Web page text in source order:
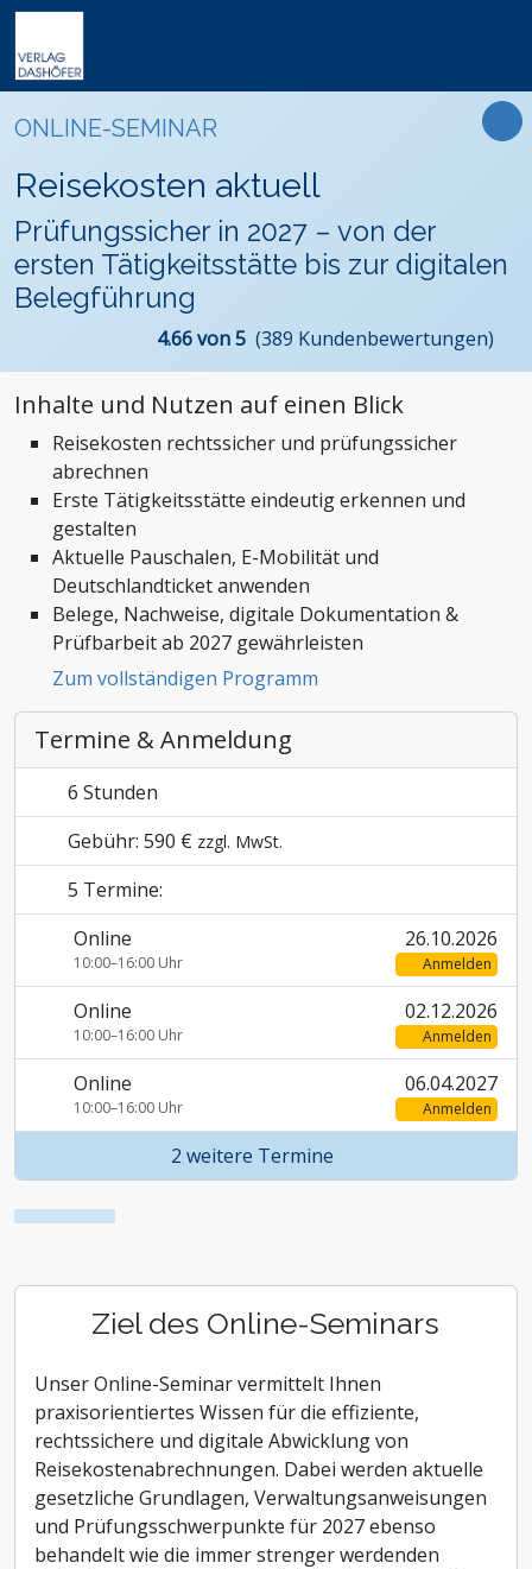
Online-Seminare
VideoCampus
Seminare
Tagungen
Inhouse
Fachbücher
Software
Wissensdatenbanken
Formulare
Arbeitsrecht
Bauwesen und Architektur
Betriebsrat und Arbeitnehmervertretung
Einkauf
Digitalisierung
Immobilien und Grundbesitz
Nachhaltigkeit
Personalmanagement und Entgeltabrechnung
Steuern, Finanzen und Controlling
Stiftungen und Non-Profit Organisationen
Zoll und Außenhandel
Newsletter
FAQ
Der Verlag
Das Team
Kontaktformular
Karriere
Online-Weiterbildung
Präsenz-Weiterbildung
Produkte
Themen
Dashöfer
ONLINE-SEMINAR
Reisekosten aktuell
Prüfungssicher in 2027 – von der
ersten Tätigkeitsstätte bis zur digitalen
Belegführung
4.66 von 5 (389 Kundenbewertungen)
Inhalte und Nutzen auf einen Blick
Reisekosten rechtssicher und prüfungssicher
abrechnen
Erste Tätigkeitsstätte eindeutig erkennen und
gestalten
Aktuelle Pauschalen, E-Mobilität und
Deutschlandticket anwenden
Belege, Nachweise, digitale Dokumentation &
Prüfbarbeit ab 2027 gewährleisten
Zum vollständigen Programm
Termine & Anmeldung
6 Stunden
Gebühr: 590 € zzgl. MwSt.
5 Termine:
Online
10:00–16:00 Uhr
26.10.2026
Anmelden
Online
10:00–16:00 Uhr
02.12.2026
Anmelden
Online
10:00–16:00 Uhr
06.04.2027
Anmelden
2 weitere Termine
Ziel des Online-Seminars
Unser Online-Seminar vermittelt Ihnen
praxisorientiertes Wissen für die effiziente,
rechtssichere und digitale Abwicklung von
Reisekostenabrechnungen. Dabei werden aktuelle
gesetzliche Grundlagen, Verwaltungsanweisungen
und Prüfungsschwerpunkte für 2027 ebenso
behandelt wie die immer strenger werdenden